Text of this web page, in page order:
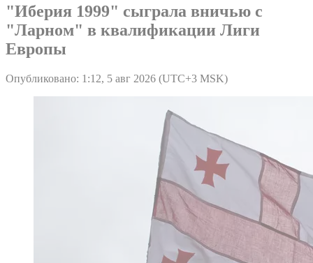
"Иберия 1999" сыграла вничью с
"Ларном" в квалификации Лиги
Европы
Опубликовано: 1:12, 5 авг 2026 (UTC+3 MSK)